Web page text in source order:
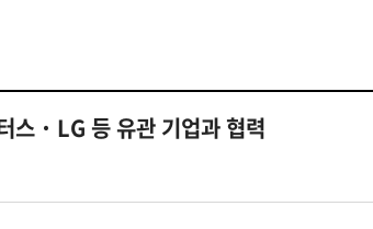
스˙LG 등 유관 기업과 협력